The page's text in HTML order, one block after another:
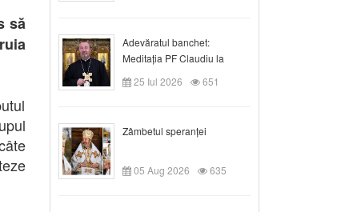
să
Adevăratul banchet:
Meditația PF Claudiu la
Duminica a VIII-a după
Rusalii
25 Iul 2026 651
Zâmbetul speranței
05 Aug 2026 635